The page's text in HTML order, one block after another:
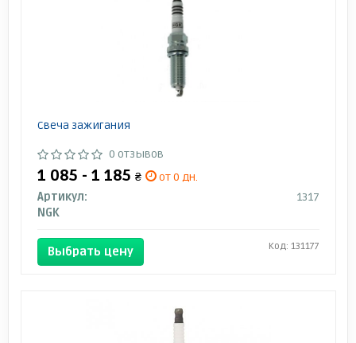
Свеча зажигания
0 отзывов
1 085 - 1 185 ₴
от 0 дн.
Артикул:
1317
NGK
Выбрать цену Код: 131177